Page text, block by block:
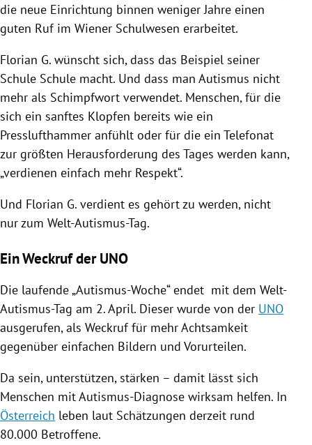
die neue Einrichtung binnen weniger Jahre einen
guten Ruf im Wiener Schulwesen erarbeitet.
Florian G. wünscht sich, dass das Beispiel seiner
Schule Schule macht. Und dass man Autismus nicht
mehr als Schimpfwort verwendet. Menschen, für die
sich ein sanftes Klopfen bereits wie ein
Presslufthammer anfühlt oder für die ein Telefonat
zur größten Herausforderung des Tages werden kann,
„verdienen einfach mehr Respekt“.
Und Florian G. verdient es gehört zu werden, nicht
nur zum Welt-Autismus-Tag.
Ein Weckruf der UNO
Die laufende „Autismus-Woche“ endet mit dem Welt-
Autismus-Tag am 2. April. Dieser wurde von der UNO
ausgerufen, als Weckruf für mehr Achtsamkeit
gegenüber einfachen Bildern und Vorurteilen.
Da sein, unterstützen, stärken – damit lässt sich
Menschen mit Autismus-Diagnose wirksam helfen. In
Österreich leben laut Schätzungen derzeit rund
80.000 Betroffene.